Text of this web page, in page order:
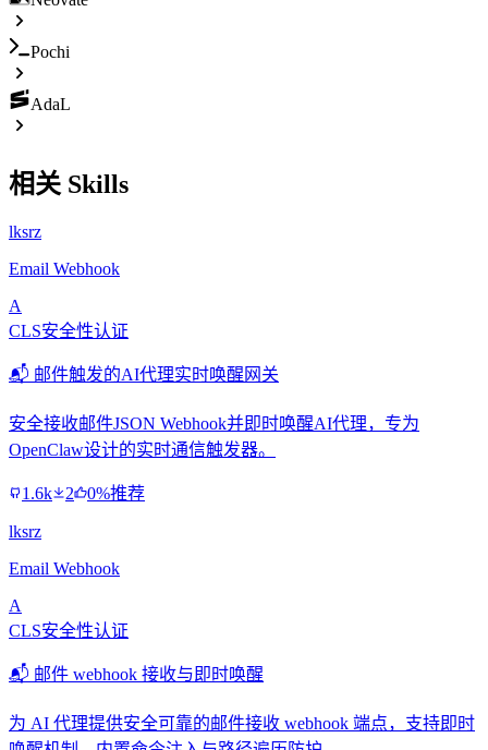
Pochi
AdaL
相关 Skills
lksrz
Email Webhook
A
CLS安全性认证
📬 邮件触发的AI代理实时唤醒网关
安全接收邮件JSON Webhook并即时唤醒AI代理，专为
OpenClaw设计的实时通信触发器。
1.6k 2 0%推荐
lksrz
Email Webhook
A
CLS安全性认证
📬 邮件 webhook 接收与即时唤醒
为 AI 代理提供安全可靠的邮件接收 webhook 端点，支持即时